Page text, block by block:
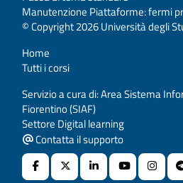
Manutenzione Piattaforme: fermi
© Copyright 2026 Università degli
Home
Tutti i corsi
Servizio a cura di: Area Sistema
Fiorentino (SIAF)
Settore Digital learning
Contatta il supporto